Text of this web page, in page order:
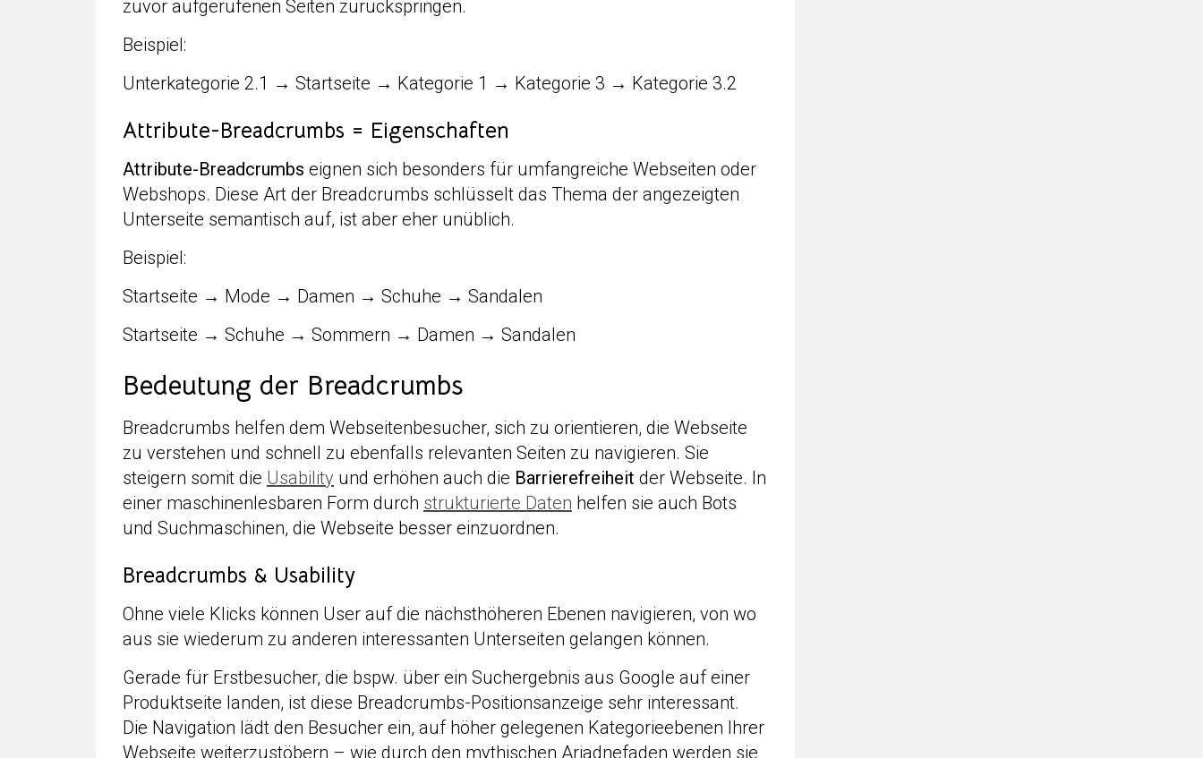
zuvor aufgerufenen Seiten zurückspringen.
Beispiel:
Unterkategorie 2.1 → Startseite → Kategorie 1 → Kategorie 3 → Kategorie 3.2
Attribute-Breadcrumbs = Eigenschaften
Attribute-Breadcrumbs eignen sich besonders für umfangreiche Webseiten oder
Webshops. Diese Art der Breadcrumbs schlüsselt das Thema der angezeigten
Unterseite semantisch auf, ist aber eher unüblich.
Beispiel:
Startseite → Mode → Damen → Schuhe → Sandalen
Startseite → Schuhe → Sommern → Damen → Sandalen
Bedeutung der Breadcrumbs
Breadcrumbs helfen dem Webseitenbesucher, sich zu orientieren, die Webseite
zu verstehen und schnell zu ebenfalls relevanten Seiten zu navigieren. Sie
steigern somit die Usability und erhöhen auch die Barrierefreiheit der Webseite. In
einer maschinenlesbaren Form durch strukturierte Daten helfen sie auch Bots
und Suchmaschinen, die Webseite besser einzuordnen.
Breadcrumbs & Usability
Ohne viele Klicks können User auf die nächsthöheren Ebenen navigieren, von wo
aus sie wiederum zu anderen interessanten Unterseiten gelangen können.
Gerade für Erstbesucher, die bspw. über ein Suchergebnis aus Google auf einer
Produktseite landen, ist diese Breadcrumbs-Positionsanzeige sehr interessant.
Die Navigation lädt den Besucher ein, auf höher gelegenen Kategorieebenen Ihrer
Webseite weiterzustöbern – wie durch den mythischen Ariadnefaden werden sie